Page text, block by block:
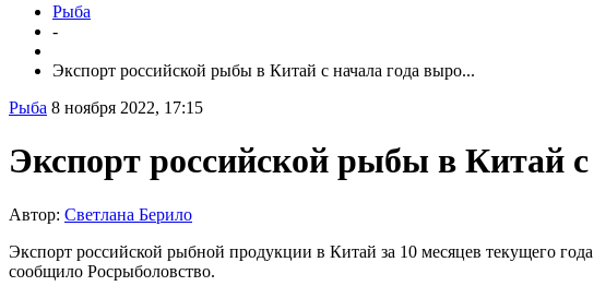
Рыба
-
Экспорт российской рыбы в Китай с начала года выро...
Рыба 8 ноября 2022, 17:15
Экспорт российской рыбы в Китай
Автор: Светлана Берило
Экспорт российской рыбной продукции в Китай за 10 месяцев текущего
сообщило Росрыболовство.